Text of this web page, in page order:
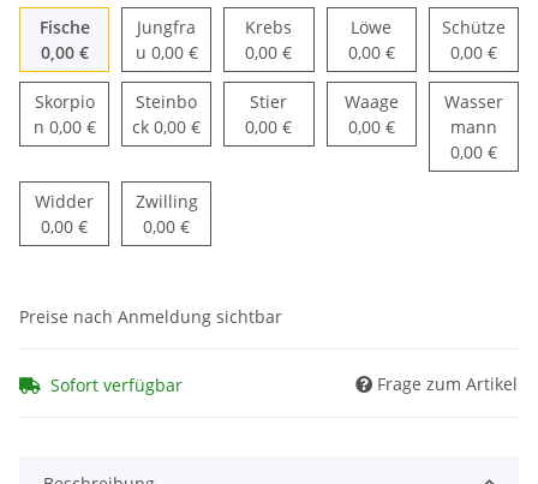
FischeFische
0,00 €
Jungfra
u Jungfrau
0,00 €
Krebs
0,00 €
Löwe
0,00 €
Schütze
0,00 €
Skorpio
n Skorpion
0,00 €
Steinbo
ckSteinbock
0,00 €
StierStier
0,00 €
WaageWaage
0,00 €
Wasser
mann
0,00 €
WidderWidder
0,00 €
ZwillingZwilling
0,00 €
Preise nach Anmeldung sichtbar
Sofort verfügbar Frage zum Artikel